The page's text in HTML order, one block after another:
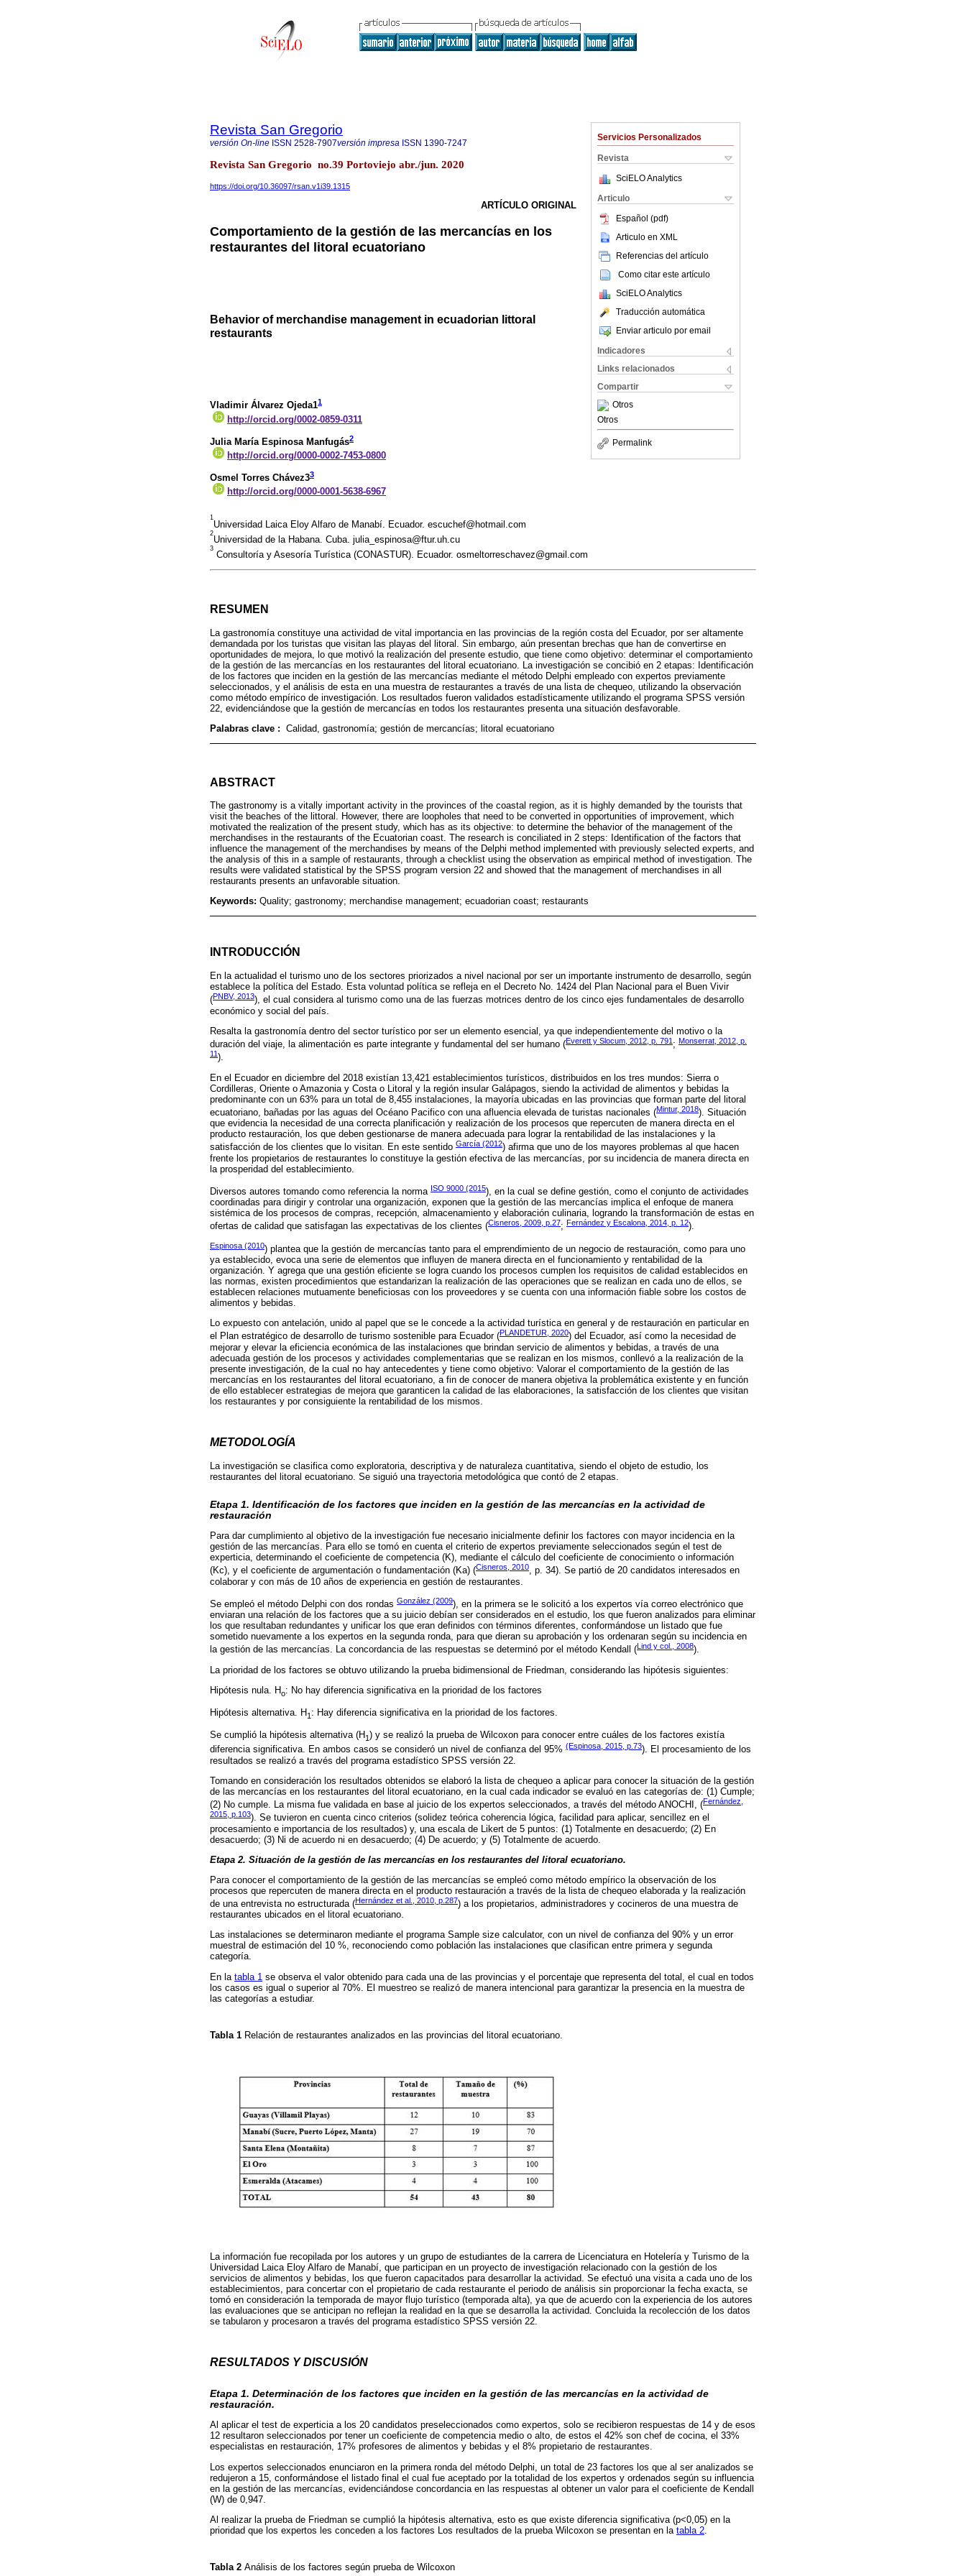
Servicios Personalizados
Revista
SciELO Analytics
Articulo
Español (pdf)
Articulo en XML
Referencias del artículo
Como citar este artículo
SciELO Analytics
Traducción automática
Enviar articulo por email
Indicadores
Links relacionados
Compartir
Otros
Otros
Permalink
Revista San Gregorio
versión On-line ISSN 2528-7907versión impresa ISSN 1390-7247
Revista San Gregorio no.39 Portoviejo abr./jun. 2020
https://doi.org/10.36097/rsan.v1i39.1315
ARTÍCULO ORIGINAL
Comportamiento de la gestión de las mercancías en los
restaurantes del litoral ecuatoriano
Behavior of merchandise management in ecuadorian littoral
restaurants
Vladimir Álvarez Ojeda11
http://orcid.org/0002-0859-0311
Julia María Espinosa Manfugás2
http://orcid.org/0000-0002-7453-0800
Osmel Torres Chávez33
http://orcid.org/0000-0001-5638-6967
1
Universidad Laica Eloy Alfaro de Manabí. Ecuador. escuchef@hotmail.com
2
Universidad de la Habana. Cuba. julia_espinosa@ftur.uh.cu
3
Consultoría y Asesoría Turística (CONASTUR). Ecuador. osmeltorreschavez@gmail.com
RESUMEN
La gastronomía constituye una actividad de vital importancia en las provincias de la región costa del Ecuador, por ser altamente
demandada por los turistas que visitan las playas del litoral. Sin embargo, aún presentan brechas que han de convertirse en
oportunidades de mejora, lo que motivó la realización del presente estudio, que tiene como objetivo: determinar el comportamiento
de la gestión de las mercancías en los restaurantes del litoral ecuatoriano. La investigación se concibió en 2 etapas: Identificación
de los factores que inciden en la gestión de las mercancías mediante el método Delphi empleado con expertos previamente
seleccionados, y el análisis de esta en una muestra de restaurantes a través de una lista de chequeo, utilizando la observación
como método empírico de investigación. Los resultados fueron validados estadísticamente utilizando el programa SPSS versión
22, evidenciándose que la gestión de mercancías en todos los restaurantes presenta una situación desfavorable.
Palabras clave : Calidad, gastronomía; gestión de mercancías; litoral ecuatoriano
ABSTRACT
The gastronomy is a vitally important activity in the provinces of the coastal region, as it is highly demanded by the tourists that
visit the beaches of the littoral. However, there are loopholes that need to be converted in opportunities of improvement, which
motivated the realization of the present study, which has as its objective: to determine the behavior of the management of the
merchandises in the restaurants of the Ecuatorian coast. The research is conciliated in 2 steps: Identification of the factors that
influence the management of the merchandises by means of the Delphi method implemented with previously selected experts, and
the analysis of this in a sample of restaurants, through a checklist using the observation as empirical method of investigation. The
results were validated statistical by the SPSS program version 22 and showed that the management of merchandises in all
restaurants presents an unfavorable situation.
Keywords: Quality; gastronomy; merchandise management; ecuadorian coast; restaurants
INTRODUCCIÓN
En la actualidad el turismo uno de los sectores priorizados a nivel nacional por ser un importante instrumento de desarrollo, según
establece la política del Estado. Esta voluntad política se refleja en el Decreto No. 1424 del Plan Nacional para el Buen Vivir
(PNBV, 2013), el cual considera al turismo como una de las fuerzas motrices dentro de los cinco ejes fundamentales de desarrollo
económico y social del país.
Resalta la gastronomía dentro del sector turístico por ser un elemento esencial, ya que independientemente del motivo o la
duración del viaje, la alimentación es parte integrante y fundamental del ser humano (Everett y Slocum, 2012, p. 791 ; Monserrat, 2012, p.
11 ).
En el Ecuador en diciembre del 2018 existían 13,421 establecimientos turísticos, distribuidos en los tres mundos: Sierra o
Cordilleras, Oriente o Amazonia y Costa o Litoral y la región insular Galápagos, siendo la actividad de alimentos y bebidas la
predominante con un 63% para un total de 8,455 instalaciones, la mayoría ubicadas en las provincias que forman parte del litoral
ecuatoriano, bañadas por las aguas del Océano Pacifico con una afluencia elevada de turistas nacionales (Mintur, 2018). Situación
que evidencia la necesidad de una correcta planificación y realización de los procesos que repercuten de manera directa en el
producto restauración, los que deben gestionarse de manera adecuada para lograr la rentabilidad de las instalaciones y la
satisfacción de los clientes que lo visitan. En este sentido García (2012) afirma que uno de los mayores problemas al que hacen
frente los propietarios de restaurantes lo constituye la gestión efectiva de las mercancías, por su incidencia de manera directa en
la prosperidad del establecimiento.
Diversos autores tomando como referencia la norma ISO 9000 (2015), en la cual se define gestión, como el conjunto de actividades
coordinadas para dirigir y controlar una organización, exponen que la gestión de las mercancías implica el enfoque de manera
sistémica de los procesos de compras, recepción, almacenamiento y elaboración culinaria, logrando la transformación de estas en
ofertas de calidad que satisfagan las expectativas de los clientes (Cisneros, 2009, p.27; Fernández y Escalona, 2014, p. 12).
Espinosa (2010) plantea que la gestión de mercancías tanto para el emprendimiento de un negocio de restauración, como para uno
ya establecido, evoca una serie de elementos que influyen de manera directa en el funcionamiento y rentabilidad de la
organización. Y agrega que una gestión eficiente se logra cuando los procesos cumplen los requisitos de calidad establecidos en
las normas, existen procedimientos que estandarizan la realización de las operaciones que se realizan en cada uno de ellos, se
establecen relaciones mutuamente beneficiosas con los proveedores y se cuenta con una información fiable sobre los costos de
alimentos y bebidas.
Lo expuesto con antelación, unido al papel que se le concede a la actividad turística en general y de restauración en particular en
el Plan estratégico de desarrollo de turismo sostenible para Ecuador (PLANDETUR, 2020) del Ecuador, así como la necesidad de
mejorar y elevar la eficiencia económica de las instalaciones que brindan servicio de alimentos y bebidas, a través de una
adecuada gestión de los procesos y actividades complementarias que se realizan en los mismos, conllevó a la realización de la
presente investigación, de la cual no hay antecedentes y tiene como objetivo: Valorar el comportamiento de la gestión de las
mercancías en los restaurantes del litoral ecuatoriano, a fin de conocer de manera objetiva la problemática existente y en función
de ello establecer estrategias de mejora que garanticen la calidad de las elaboraciones, la satisfacción de los clientes que visitan
los restaurantes y por consiguiente la rentabilidad de los mismos.
METODOLOGÍA
La investigación se clasifica como exploratoria, descriptiva y de naturaleza cuantitativa, siendo el objeto de estudio, los
restaurantes del litoral ecuatoriano. Se siguió una trayectoria metodológica que contó de 2 etapas.
Etapa 1. Identificación de los factores que inciden en la gestión de las mercancías en la actividad de
restauración
Para dar cumplimiento al objetivo de la investigación fue necesario inicialmente definir los factores con mayor incidencia en la
gestión de las mercancías. Para ello se tomó en cuenta el criterio de expertos previamente seleccionados según el test de
experticia, determinando el coeficiente de competencia (K), mediante el cálculo del coeficiente de conocimiento o información
(Kc), y el coeficiente de argumentación o fundamentación (Ka) (Cisneros, 2010, p. 34). Se partió de 20 candidatos interesados en
colaborar y con más de 10 años de experiencia en gestión de restaurantes.
Se empleó el método Delphi con dos rondas González (2009), en la primera se le solicitó a los expertos vía correo electrónico que
enviaran una relación de los factores que a su juicio debían ser considerados en el estudio, los que fueron analizados para eliminar
los que resultaban redundantes y unificar los que eran definidos con términos diferentes, conformándose un listado que fue
sometido nuevamente a los expertos en la segunda ronda, para que dieran su aprobación y los ordenaran según su incidencia en
la gestión de las mercancías. La concordancia de las respuestas se determinó por el método Kendall (Lind y col., 2008).
La prioridad de los factores se obtuvo utilizando la prueba bidimensional de Friedman, considerando las hipótesis siguientes:
Hipótesis nula. Ho: No hay diferencia significativa en la prioridad de los factores
Hipótesis alternativa. H1 : Hay diferencia significativa en la prioridad de los factores.
Se cumplió la hipótesis alternativa (H1) y se realizó la prueba de Wilcoxon para conocer entre cuáles de los factores existía
diferencia significativa. En ambos casos se consideró un nivel de confianza del 95% (Espinosa, 2015, p.73). El procesamiento de los
resultados se realizó a través del programa estadístico SPSS versión 22.
Tomando en consideración los resultados obtenidos se elaboró la lista de chequeo a aplicar para conocer la situación de la gestión
de las mercancías en los restaurantes del litoral ecuatoriano, en la cual cada indicador se evaluó en las categorías de: (1) Cumple;
(2) No cumple. La misma fue validada en base al juicio de los expertos seleccionados, a través del método ANOCHI, (Fernández,
2015, p.103). Se tuvieron en cuenta cinco criterios (solidez teórica coherencia lógica, facilidad para aplicar, sencillez en el
procesamiento e importancia de los resultados) y, una escala de Likert de 5 puntos: (1) Totalmente en desacuerdo; (2) En
desacuerdo; (3) Ni de acuerdo ni en desacuerdo; (4) De acuerdo; y (5) Totalmente de acuerdo.
Etapa 2. Situación de la gestión de las mercancías en los restaurantes del litoral ecuatoriano.
Para conocer el comportamiento de la gestión de las mercancías se empleó como método empírico la observación de los
procesos que repercuten de manera directa en el producto restauración a través de la lista de chequeo elaborada y la realización
de una entrevista no estructurada (Hernández et al., 2010, p.287) a los propietarios, administradores y cocineros de una muestra de
restaurantes ubicados en el litoral ecuatoriano.
Las instalaciones se determinaron mediante el programa Sample size calculator, con un nivel de confianza del 90% y un error
muestral de estimación del 10 %, reconociendo como población las instalaciones que clasifican entre primera y segunda
categoría.
En la tabla 1 se observa el valor obtenido para cada una de las provincias y el porcentaje que representa del total, el cual en todos
los casos es igual o superior al 70%. El muestreo se realizó de manera intencional para garantizar la presencia en la muestra de
las categorías a estudiar.
Tabla 1 Relación de restaurantes analizados en las provincias del litoral ecuatoriano.
La información fue recopilada por los autores y un grupo de estudiantes de la carrera de Licenciatura en Hotelería y Turismo de la
Universidad Laica Eloy Alfaro de Manabí, que participan en un proyecto de investigación relacionado con la gestión de los
servicios de alimentos y bebidas, los que fueron capacitados para desarrollar la actividad. Se efectuó una visita a cada uno de los
establecimientos, para concertar con el propietario de cada restaurante el periodo de análisis sin proporcionar la fecha exacta, se
tomó en consideración la temporada de mayor flujo turístico (temporada alta), ya que de acuerdo con la experiencia de los autores
las evaluaciones que se anticipan no reflejan la realidad en la que se desarrolla la actividad. Concluida la recolección de los datos
se tabularon y procesaron a través del programa estadístico SPSS versión 22.
RESULTADOS Y DISCUSIÓN
Etapa 1. Determinación de los factores que inciden en la gestión de las mercancías en la actividad de
restauración.
Al aplicar el test de experticia a los 20 candidatos preseleccionados como expertos, solo se recibieron respuestas de 14 y de esos
12 resultaron seleccionados por tener un coeficiente de competencia medio o alto, de estos el 42% son chef de cocina, el 33%
especialistas en restauración, 17% profesores de alimentos y bebidas y el 8% propietario de restaurantes.
Los expertos seleccionados enunciaron en la primera ronda del método Delphi, un total de 23 factores los que al ser analizados se
redujeron a 15, conformándose el listado final el cual fue aceptado por la totalidad de los expertos y ordenados según su influencia
en la gestión de las mercancías, evidenciándose concordancia en las respuestas al obtener un valor para el coeficiente de Kendall
(W) de 0,947.
Al realizar la prueba de Friedman se cumplió la hipótesis alternativa, esto es que existe diferencia significativa (p<0,05) en la
prioridad que los expertos les conceden a los factores Los resultados de la prueba Wilcoxon se presentan en la tabla 2
Tabla 2 Análisis de los factores según prueba de Wilcoxon